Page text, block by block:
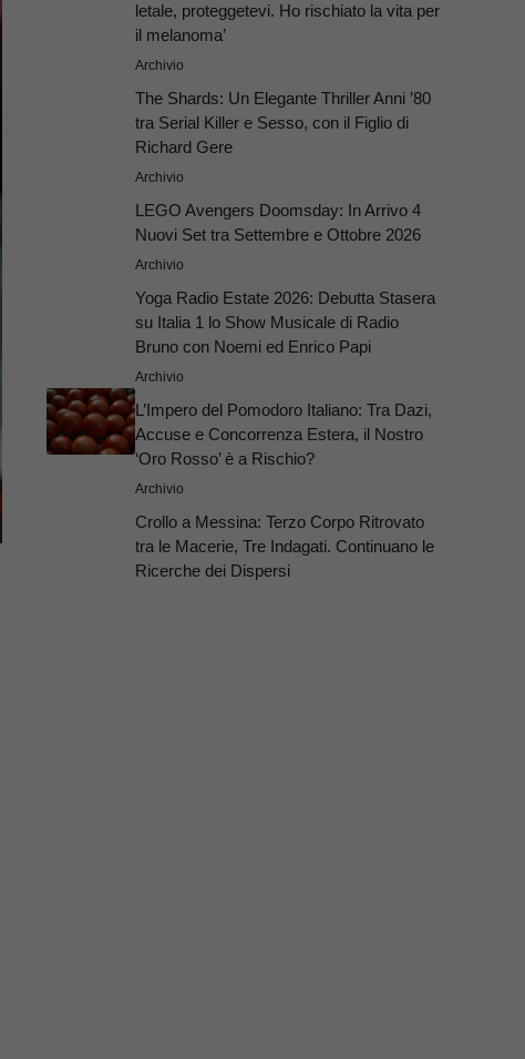
letale, proteggetevi. Ho rischiato la vita per
il melanoma’
Archivio
The Shards: Un Elegante Thriller Anni ’80
tra Serial Killer e Sesso, con il Figlio di
Richard Gere
Archivio
LEGO Avengers Doomsday: In Arrivo 4
Nuovi Set tra Settembre e Ottobre 2026
Archivio
Yoga Radio Estate 2026: Debutta Stasera
su Italia 1 lo Show Musicale di Radio
Bruno con Noemi ed Enrico Papi
Archivio
L’Impero del Pomodoro Italiano: Tra Dazi,
Accuse e Concorrenza Estera, il Nostro
‘Oro Rosso’ è a Rischio?
Archivio
Crollo a Messina: Terzo Corpo Ritrovato
tra le Macerie, Tre Indagati. Continuano le
Ricerche dei Dispersi